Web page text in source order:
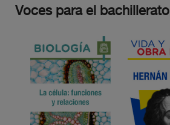
Voces para el bachillerato